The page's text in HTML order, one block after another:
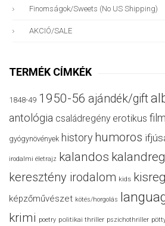
Finomságok/sweets (no US Shipping)
AKCIÓ/SALE
TERMÉK CÍMKÉK
1848-49 1950-56 ajándék/gift
antológia családregény erotikus
gyógynövények history humoros
irodalmi életrajz kalandos
keresztény irodalom kids
képzőművészet kötés/horgolás
krimi poetry politikai thriller pszichothriller